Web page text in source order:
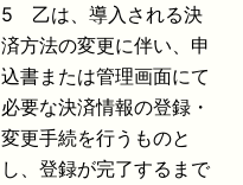
5 乙は、導入される決
済方法の変更に伴い、申
込書または管理画面にて
必要な決済情報の登録・
変更手続を行うものと
し、登録が完了するまで